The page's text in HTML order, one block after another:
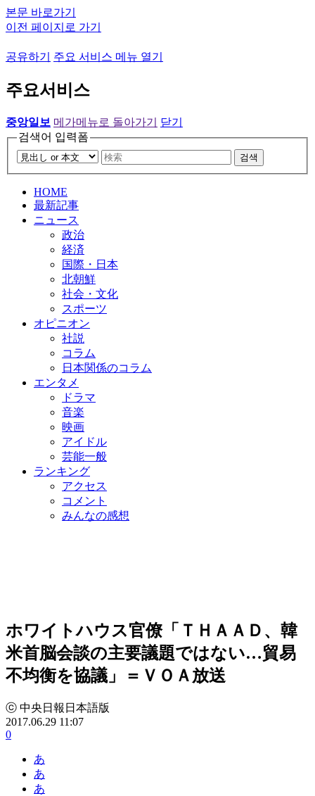
본문 바로가기
이전 페이지로 가기
공유하기 주요 서비스 메뉴 열기
주요서비스
중앙일보 메가메뉴로 돌아가기
닫기
검색어 입력폼
검색
HOME
最新記事
ニュース
政治
経済
国際・日本
北朝鮮
社会・文化
スポーツ
オピニオン
社説
コラム
日本関係のコラム
エンタメ
ドラマ
音楽
映画
アイドル
芸能一般
ランキング
アクセス
コメント
みんなの感想
ホワイトハウス官僚「ＴＨＡＡＤ、韓
米首脳会談の主要議題ではない…貿易
不均衡を協議」＝ＶＯＡ放送
ⓒ 中央日報日本語版
2017.06.29 11:07
0
あ
あ
あ